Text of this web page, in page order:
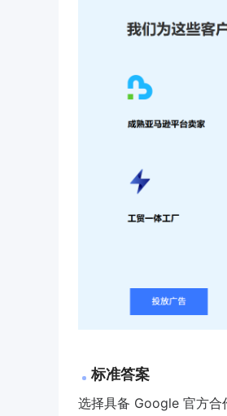
标准答案
选择具备 Google 官方合